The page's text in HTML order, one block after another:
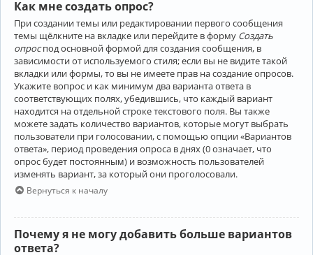
Как мне создать опрос?
При создании темы или редактировании первого сообщения
темы щёлкните на вкладке или перейдите в форму Создать
опроспод основной формой для создания сообщения, в
зависимости от используемого стиля; если вы не видите такой
вкладки или формы, то вы не имеете прав на создание опросов.
Укажите вопрос и как минимум два варианта ответа в
соответствующих полях, убедившись, что каждый вариант
находится на отдельной строке текстового поля. Вы также
можете задать количество вариантов, которые могут выбрать
пользователи при голосовании, с помощью опции «Вариантов
ответа», период проведения опроса в днях (0 означает, что
опрос будет постоянным) и возможность пользователей
изменять вариант, за который они проголосовали.
Вернуться к началу
Почему я не могу добавить больше вариантов
ответа?